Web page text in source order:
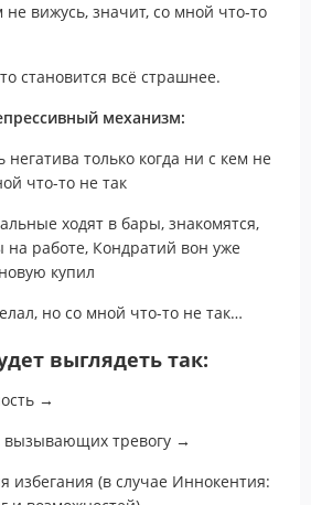
не вижусь, значит, со мной что-то
становится всё страшнее.
механизм:
негатива только когда ни с кем не
что-то не так
ходят в бары, знакомятся,
на работе, Кондратий вон уже
купил
но со мной что-то не так…
выглядеть так:
→
вызывающих тревогу →
избегания (в случае Иннокентия: